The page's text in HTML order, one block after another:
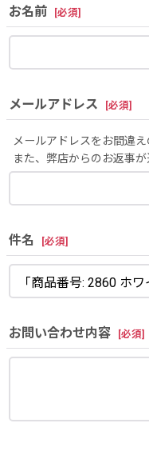
お名前 [必須]
メールアドレス [必須]
メールアドレスをお間違
また、弊店からのお返事
件名 [必須]
お問い合わせ内容 [必須]